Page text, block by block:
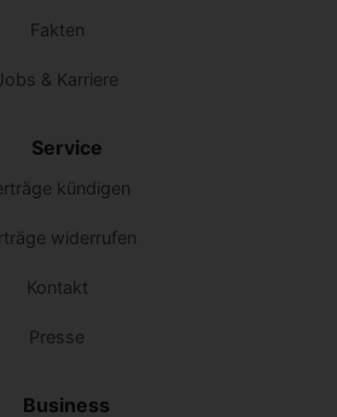
Fakten
& Karriere
Service
kündigen
widerrufen
Kontakt
Presse
Business